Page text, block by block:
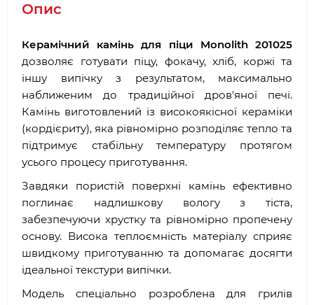
Опис
Керамічний камінь для піци Monolith 201025
дозволяє готувати піцу, фокачу, хліб, коржі та
іншу випічку з результатом, максимально
наближеним до традиційної дров'яної печі.
Камінь виготовлений із високоякісної кераміки
(кордієриту), яка рівномірно розподіляє тепло та
підтримує стабільну температуру протягом
усього процесу приготування.
Завдяки пористій поверхні камінь ефективно
поглинає надлишкову вологу з тіста,
забезпечуючи хрустку та рівномірно пропечену
основу. Висока теплоємність матеріалу сприяє
швидкому приготуванню та допомагає досягти
ідеальної текстури випічки.
Модель спеціально розроблена для грилів